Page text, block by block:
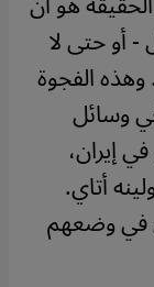
- أو حتى لا
الفجوة
وسائل
إيران،
أتاي.
في وضعهم